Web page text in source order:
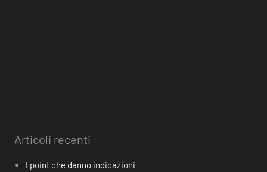
Articoli recenti
I point che danno indicazioni